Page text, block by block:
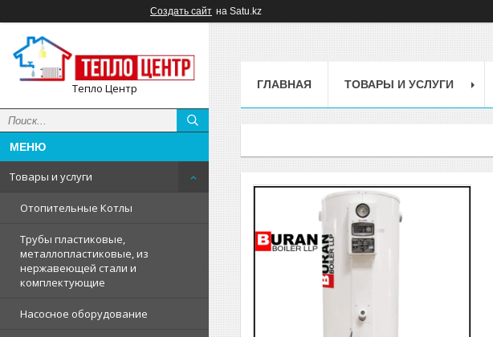
Создать сайт на Satu.kz
Тепло Центр
Товары и услуги
Отопительные Котлы
Трубы пластиковые,
металлопластиковые, из
нержавеющей стали и
комплектующие
Насосное оборудование
ГЛАВНАЯ ТОВАРЫ И УСЛУГИ